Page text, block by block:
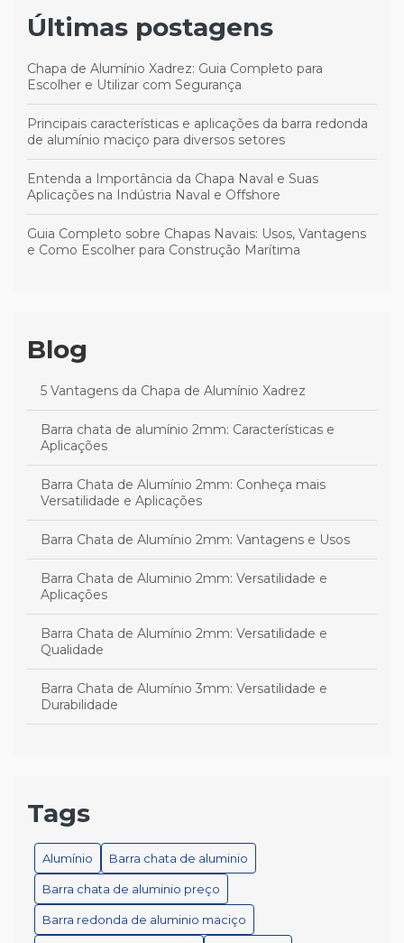
Últimas postagens
Chapa de Alumínio Xadrez: Guia Completo para
Escolher e Utilizar com Segurança
Principais características e aplicações da barra redonda
de alumínio maciço para diversos setores
Entenda a Importância da Chapa Naval e Suas
Aplicações na Indústria Naval e Offshore
Guia Completo sobre Chapas Navais: Usos, Vantagens
e Como Escolher para Construção Marítima
Blog
5 Vantagens da Chapa de Alumínio Xadrez
Barra chata de alumínio 2mm: Características e
Aplicações
Barra Chata de Alumínio 2mm: Conheça mais
Versatilidade e Aplicações
Barra Chata de Alumínio 2mm: Vantagens e Usos
Barra Chata de Aluminio 2mm: Versatilidade e
Aplicações
Barra Chata de Alumínio 2mm: Versatilidade e
Qualidade
Barra Chata de Alumínio 3mm: Versatilidade e
Durabilidade
projetos versáteis e duráveis
Barra chata de alumínio branco é a melhor escolha
para seu projeto
Tags
Alumínio Barra chata de aluminio
Barra chata de aluminio preço
Barra redonda de aluminio maciço